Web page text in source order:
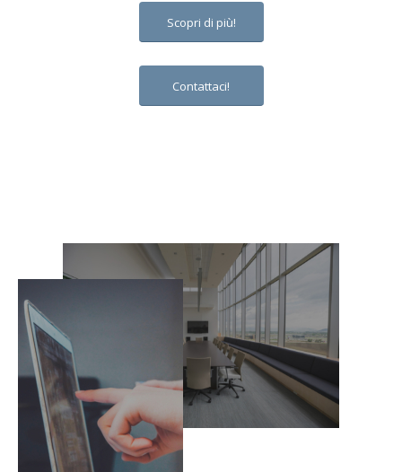
Scopri di più!
Contattaci!